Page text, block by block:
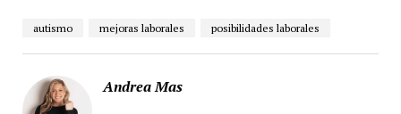
autismo mejoras laborales posibilidades laborales
Andrea Mas